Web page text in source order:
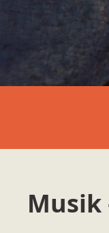
Musik